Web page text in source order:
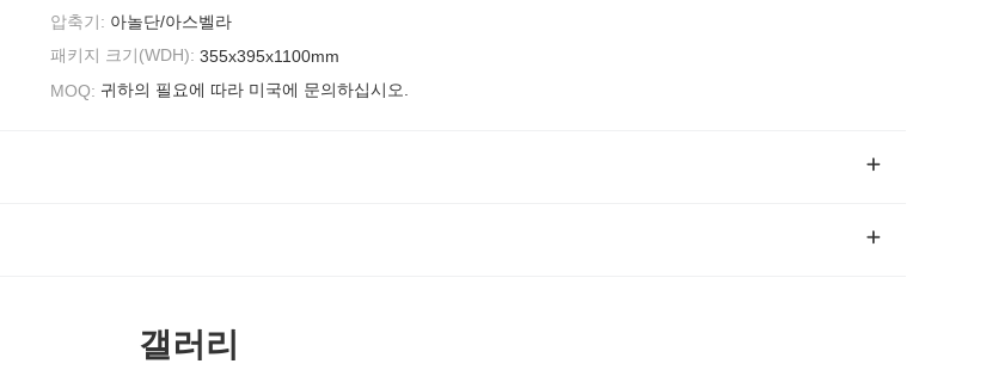
압축기: 아놀단/아스벨라
패키지 크기(WDH): 355x395x1100mm
MOQ: 귀하의 필요에 따라 미국에 문의하십시오.
갤러리